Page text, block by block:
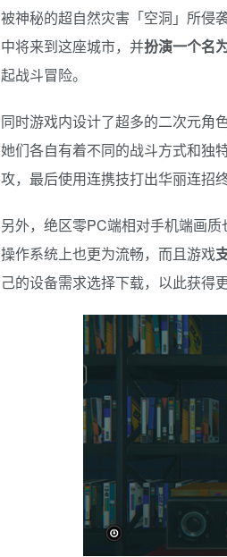
被神秘的超自然灾害「空洞」所侵
中将来到这座城市，并扮演一个名
起战斗冒险。
同时游戏内设计了超多的二次元角
她们各自有着不同的战斗方式和独
攻，最后使用连携技打出华丽连招
另外，绝区零PC端相对手机端画
操作系统上也更为流畅，而且游戏
己的设备需求选择下载，以此获得